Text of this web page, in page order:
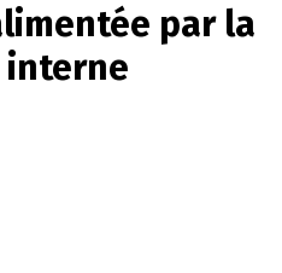
par la
interne